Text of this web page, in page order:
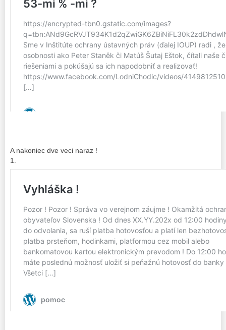
A nakoniec dve veci naraz !
1.